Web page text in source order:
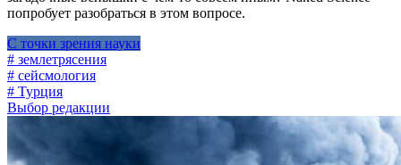
попробует разобраться в этом вопросе.
С точки зрения науки
# землетрясения
# сейсмология
# Турция
Выбор редакции